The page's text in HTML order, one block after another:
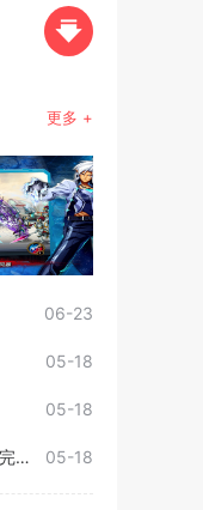
更多 +
06-23
05-18
05-18
放开那三国三汉室余晖折取点怎么完美通关 05-18